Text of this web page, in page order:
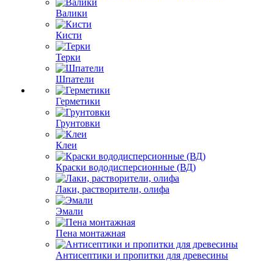
Валики
Кисти
Терки
Шпатели
Герметики
Грунтовки
Клеи
Краски вододисперсионные (ВД)
Лаки, растворители, олифа
Эмали
Пена монтажная
Антисептики и пропитки для древесины